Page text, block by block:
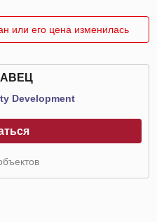
или его цена изменилась
Development